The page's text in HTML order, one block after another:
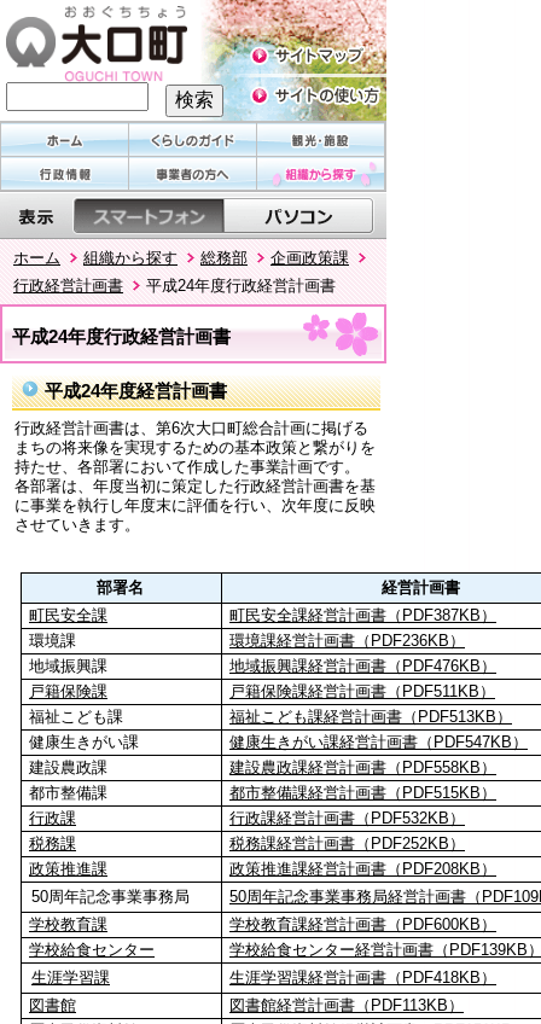
ホーム 組織から探す 総務部
企画政策課
行政経営計画書
平成24年度行政経営計画書
平成24年度行政経営計画書
平成24年度経営計画書
行政経営計画書は、第6次大口町総合計画に掲げる
まちの将来像を実現するための基本政策と繋がりを
持たせ、各部署において作成した事業計画です。
各部署は、年度当初に策定した行政経営計画書を基
に事業を執行し年度末に評価を行い、次年度に反映
させていきます。
部署名
経営計画書
町民安全課
町民安全課経営計画書（PDF387KB）
環境課
環境課経営計画書（PDF236KB）
地域振興課
地域振興課経営計画書（PDF476KB）
戸籍保険課
戸籍保険課経営計画書（PDF511KB）
福祉こども課
福祉こども課経営計画書（PDF513KB）
健康生きがい課
健康生きがい課経営計画書（PDF547KB）
建設農政課
建設農政課経営計画書（PDF558KB）
都市整備課
都市整備課経営計画書（PDF515KB）
行政課
行政課経営計画書（PDF532KB）
税務課
税務課経営計画書（PDF252KB）
政策推進課
政策推進課経営計画書（PDF208KB）
50周年記念事業事務局
50周年記念事業事務局経営計画書（
学校教育課
学校教育課経営計画書（PDF600KB）
学校給食センター
学校給食センター経営計画書（PDF139KB
生涯学習課
生涯学習課経営計画書（PDF418KB）
図書館
図書館経営計画書（PDF113KB）